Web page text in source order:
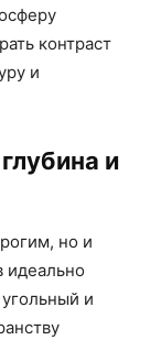
контраст
и
и
но и
идеально
и